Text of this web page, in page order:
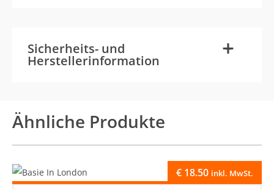
Sicherheits- und
Herstellerinformation +
-
Ähnliche Produkte
€ 18.50 inkl. MwSt.